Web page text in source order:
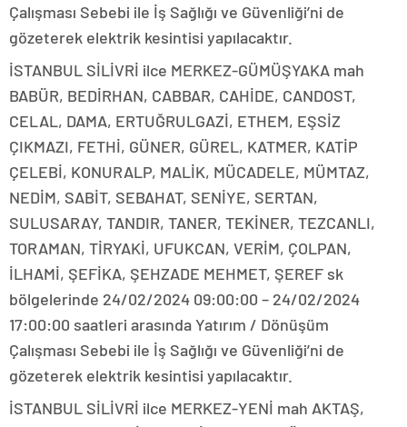
Çalışması Sebebi ile İş Sağlığı ve Güvenliği’ni de
gözeterek elektrik kesintisi yapılacaktır.
İSTANBUL SİLİVRİ ilce MERKEZ-GÜMÜŞYAKA mah
BABÜR, BEDİRHAN, CABBAR, CAHİDE, CANDOST,
CELAL, DAMA, ERTUĞRULGAZİ, ETHEM, EŞSİZ
ÇIKMAZI, FETHİ, GÜNER, GÜREL, KATMER, KATİP
ÇELEBİ, KONURALP, MALİK, MÜCADELE, MÜMTAZ,
NEDİM, SABİT, SEBAHAT, SENİYE, SERTAN,
SULUSARAY, TANDIR, TANER, TEKİNER, TEZCANLI,
TORAMAN, TİRYAKİ, UFUKCAN, VERİM, ÇOLPAN,
İLHAMİ, ŞEFİKA, ŞEHZADE MEHMET, ŞEREF sk
bölgelerinde 24/02/2024 09:00:00 – 24/02/2024
17:00:00 saatleri arasında Yatırım / Dönüşüm
Çalışması Sebebi ile İş Sağlığı ve Güvenliği’ni de
gözeterek elektrik kesintisi yapılacaktır.
İSTANBUL SİLİVRİ ilce MERKEZ-YENİ mah AKTAŞ,